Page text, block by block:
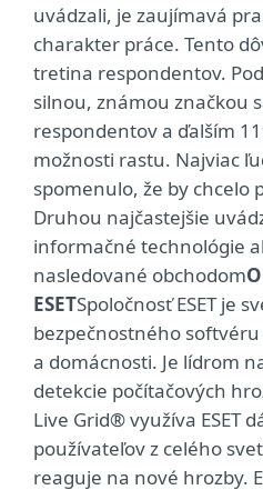
uvádzali, je zaujímavá
charakter práce. Tento
tretina respondentov.
silnou, známou značkou
respondentov a ďalším
možnosti rastu. Najviac
spomenulo, že by chcelo
Druhou najčastejšie
informačné technológie
nasledované obchodom
ESETSpoločnosť ESET je
bezpečnostného
a domácnosti. Je lídrom
detekcie počítačových
Live Grid® využíva ESET
používateľov z celého
reaguje na nové hrozby.